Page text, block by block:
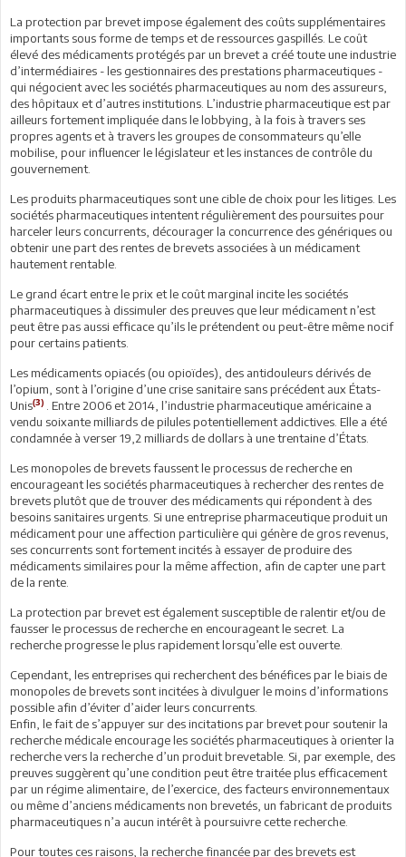
La protection par brevet impose également des coûts supplémentaires
importants sous forme de temps et de ressources gaspillés. Le coût
élevé des médicaments protégés par un brevet a créé toute une industrie
d’intermédiaires - les gestionnaires des prestations pharmaceutiques -
qui négocient avec les sociétés pharmaceutiques au nom des assureurs,
des hôpitaux et d’autres institutions. L’industrie pharmaceutique est par
ailleurs fortement impliquée dans le lobbying, à la fois à travers ses
propres agents et à travers les groupes de consommateurs qu’elle
mobilise, pour influencer le législateur et les instances de contrôle du
gouvernement.
Les produits pharmaceutiques sont une cible de choix pour les litiges. Les
sociétés pharmaceutiques intentent régulièrement des poursuites pour
harceler leurs concurrents, décourager la concurrence des génériques ou
obtenir une part des rentes de brevets associées à un médicament
hautement rentable.
Le grand écart entre le prix et le coût marginal incite les sociétés
pharmaceutiques à dissimuler des preuves que leur médicament n’est
peut être pas aussi efficace qu’ils le prétendent ou peut-être même nocif
pour certains patients.
Les médicaments opiacés (ou opioïdes), des antidouleurs dérivés de
l’opium, sont à l’origine d’une crise sanitaire sans précédent aux États-
Unis(3)
. Entre 2006 et 2014, l’industrie pharmaceutique américaine a
vendu soixante milliards de pilules potentiellement addictives. Elle a été
condamnée à verser 19,2 milliards de dollars à une trentaine d’États.
Les monopoles de brevets faussent le processus de recherche en
encourageant les sociétés pharmaceutiques à rechercher des rentes de
brevets plutôt que de trouver des médicaments qui répondent à des
besoins sanitaires urgents. Si une entreprise pharmaceutique produit un
médicament pour une affection particulière qui génère de gros revenus,
ses concurrents sont fortement incités à essayer de produire des
médicaments similaires pour la même affection, afin de capter une part
de la rente.
La protection par brevet est également susceptible de ralentir et/ou de
fausser le processus de recherche en encourageant le secret. La
recherche progresse le plus rapidement lorsqu’elle est ouverte.
Cependant, les entreprises qui recherchent des bénéfices par le biais de
monopoles de brevets sont incitées à divulguer le moins d’informations
possible afin d’éviter d’aider leurs concurrents.
Enfin, le fait de s’appuyer sur des incitations par brevet pour soutenir la
recherche médicale encourage les sociétés pharmaceutiques à orienter la
recherche vers la recherche d’un produit brevetable. Si, par exemple, des
preuves suggèrent qu’une condition peut être traitée plus efficacement
par un régime alimentaire, de l’exercice, des facteurs environnementaux
ou même d’anciens médicaments non brevetés, un fabricant de produits
pharmaceutiques n’a aucun intérêt à poursuivre cette recherche.
Pour toutes ces raisons, la recherche financée par des brevets est